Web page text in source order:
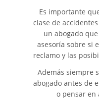
Es importante
clase de
un abogado
asesoría sobre si
reclamo y las
Además siempre
abogado antes de
o pensar en